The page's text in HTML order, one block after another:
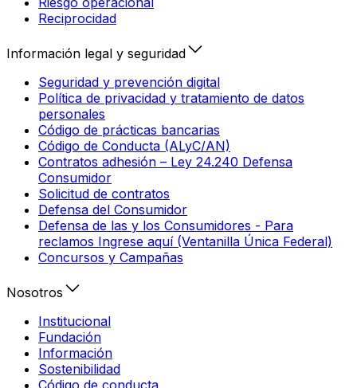
Reciprocidad
Información legal y seguridad
Seguridad y prevención digital
Política de privacidad y tratamiento de datos
personales
Código de prácticas bancarias
Código de Conducta (ALyC/AN)
Contratos adhesión – Ley 24.240 Defensa
Consumidor
Solicitud de contratos
Defensa del Consumidor
Defensa de las y los Consumidores - Para
reclamos Ingrese aquí (Ventanilla Única Federal)
Concursos y Campañas
Nosotros
Institucional
Fundación
Información
Sostenibilidad